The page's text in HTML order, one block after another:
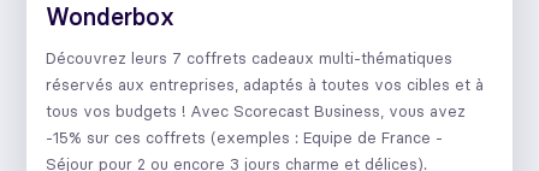
Wonderbox
Découvrez leurs 7 coffrets cadeaux multi-thématiques
réservés aux entreprises, adaptés à toutes vos cibles et à
tous vos budgets ! Avec Scorecast Business, vous avez
-15% sur ces coffrets (exemples : Equipe de France -
Séjour pour 2 ou encore 3 jours charme et délices).